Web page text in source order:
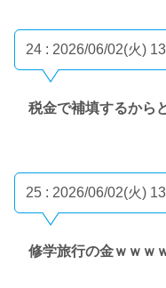
24 : 2026/06/02(火)
税金で補填するから
25 : 2026/06/02(火)
修学旅行の金ｗｗｗ